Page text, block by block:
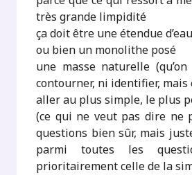
très grande limpidité
ça doit être une étendue d’eau
ou bien un monolithe posé
une masse naturelle
contourner, ni identifier, mais
aller au plus simple, le plus
(ce qui ne veut pas dire ne
questions bien sûr, mais
parmi toutes les
prioritairement celle de la